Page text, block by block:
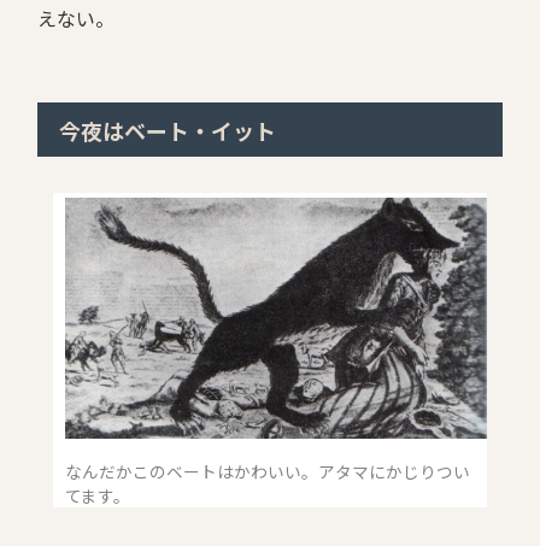
えない。
今夜はベート・イット
なんだかこのベートはかわいい。アタマにかじりつい
てます。